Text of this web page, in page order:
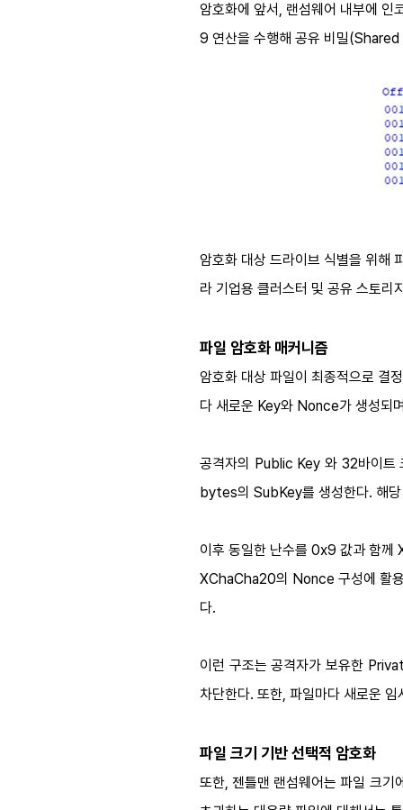
암호화에 앞서, 랜섬웨어 내부에
9 연산을 수행해 공유 비밀
암호화 대상 드라이브 식별을 위해
라 기업용 클러스터 및 공유 스토리
파일 암호화 매커니즘
암호화 대상 파일이 최종적으로 결
다 새로운 Key와 Nonce가 생성되
공격자의 Public Key 와 32바이트
bytes의 SubKey를 생성한다. 해
이후 동일한 난수를 0x9 값과 함
XChaCha20의 Nonce 구성에 활
다.
이런 구조는 공격자가 보유한
차단한다. 또한, 파일마다 새로운
파일 크기 기반 선택적 암호화
또한, 젠틀맨 랜섬웨어는 파일 크